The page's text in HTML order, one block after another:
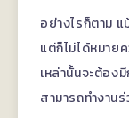
อย่างไรก็ตาม แ
แต่ก็ไม่ได้หมาย
เหล่านั้นจะต้อง
สามารถทำงาน